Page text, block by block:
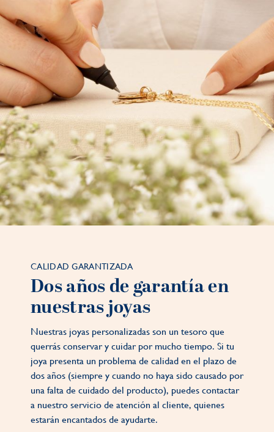
CALIDAD GARANTIZADA
Dos años de garantía en
nuestras joyas
Nuestras joyas personalizadas son un tesoro que
querrás conservar y cuidar por mucho tiempo. Si tu
joya presenta un problema de calidad en el plazo de
dos años (siempre y cuando no haya sido causado por
una falta de cuidado del producto), puedes contactar
a nuestro servicio de atención al cliente, quienes
estarán encantados de ayudarte.